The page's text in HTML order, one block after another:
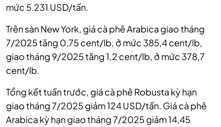
mức 5.231 USD/tấn.
Trên sàn New York, giá cà phê Arabica giao tháng
7/2025 tăng 0,75 cent/lb, ở mức 385,4 cent/lb,
giao tháng 9/2025 tăng 1,2 cent/lb, ở mức 378,7
cent/lb.
Tổng kết tuần trước, giá cà phê Robusta kỳ hạn
giao tháng 7/2025 giảm 124 USD/tấn. Giá cà phê
Arabica kỳ hạn giao tháng 7/2025 giảm 14,45